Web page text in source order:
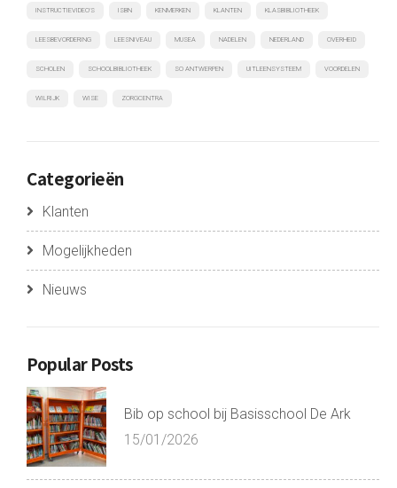
INSTRUCTIEVIDEO'S ISBN KENMERKEN KLANTEN KLASBIBLIOTHEEK
LEESBEVORDERING LEESNIVEAU MUSEA NADELEN NEDERLAND OVERHEID
SCHOLEN SCHOOLBIBLIOTHEEK SO ANTWERPEN UITLEENSYSTEEM VOORDELEN
WILRIJK WISE ZORGCENTRA
Categorieën
Klanten
Mogelijkheden
Nieuws
Popular Posts
Bib op school bij Basisschool De Ark
15/01/2026